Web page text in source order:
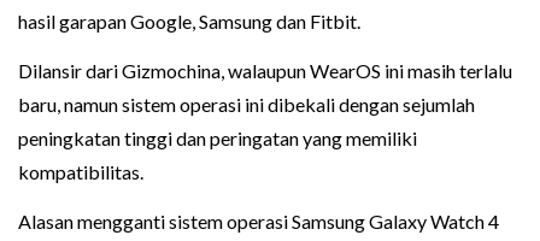
hasil garapan Google, Samsung dan Fitbit.
Dilansir dari Gizmochina, walaupun WearOS ini masih terlalu
baru, namun sistem operasi ini dibekali dengan sejumlah
peningkatan tinggi dan peringatan yang memiliki
kompatibilitas.
Alasan mengganti sistem operasi Samsung Galaxy Watch 4